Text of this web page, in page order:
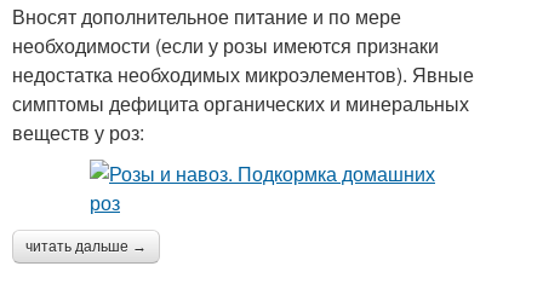
Вносят дополнительное питание и по мере
необходимости (если у розы имеются признаки
недостатка необходимых микроэлементов). Явные
симптомы дефицита органических и минеральных
веществ у роз:
читать дальше →